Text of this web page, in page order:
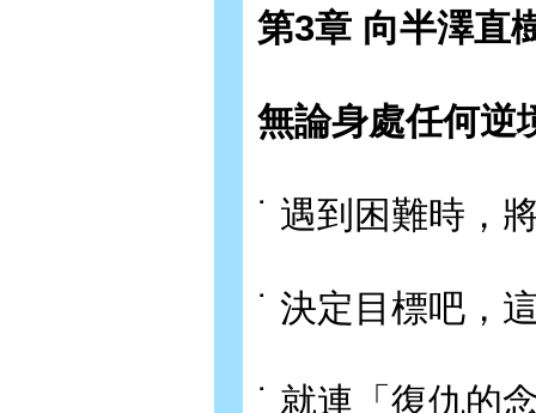
第3章 向半澤直
無論身處任何逆
˙ 遇到困難時，
˙ 決定目標吧，
˙ 就連「復仇的